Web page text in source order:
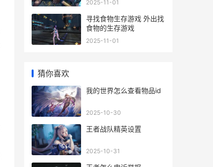
2025-11-01
寻找食物生存游戏 外出找
食物的生存游戏
2025-11-01
猜你喜欢
我的世界怎么查看物品id
2025-10-30
王者战队精英设置
2025-10-31